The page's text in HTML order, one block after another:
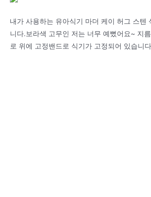
내가 사용하는 유아식기 마더 케이 허그 스텐
니다.보라색 고무인 저는 너무 예뻤어요~ 지
로 위에 고정밴드로 식기가 고정되어 있습니다